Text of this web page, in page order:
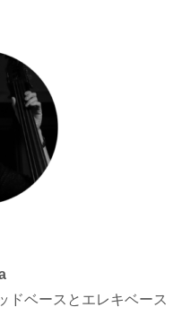
ドベースとエレキベース